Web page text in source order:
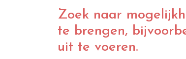
Zoek naar
te brengen,
uit te voeren.